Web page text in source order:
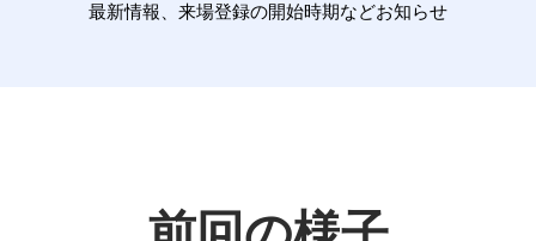
最新情報、来場登録の開始時期などお知らせ